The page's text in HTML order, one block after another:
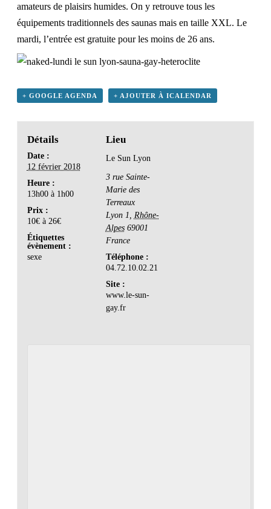
amateurs de plaisirs humides. On y retrouve tous les
équipements traditionnels des saunas mais en taille XXL. Le
mardi, l’entrée est gratuite pour les moins de 26 ans.
+ GOOGLE AGENDA + AJOUTER À ICALENDAR
Détails
Date :
12 février 2018
Heure :
13h00 à 1h00
Prix :
10€ à 26€
Étiquettes
évènement :
sexe
Lieu
Le Sun Lyon
3 rue Sainte-
Marie des
Terreaux
Lyon 1
Rhône-
Alpes 69001
France
Téléphone :
04.72.10.02.21
Site :
www.le-sun-
gay.fr